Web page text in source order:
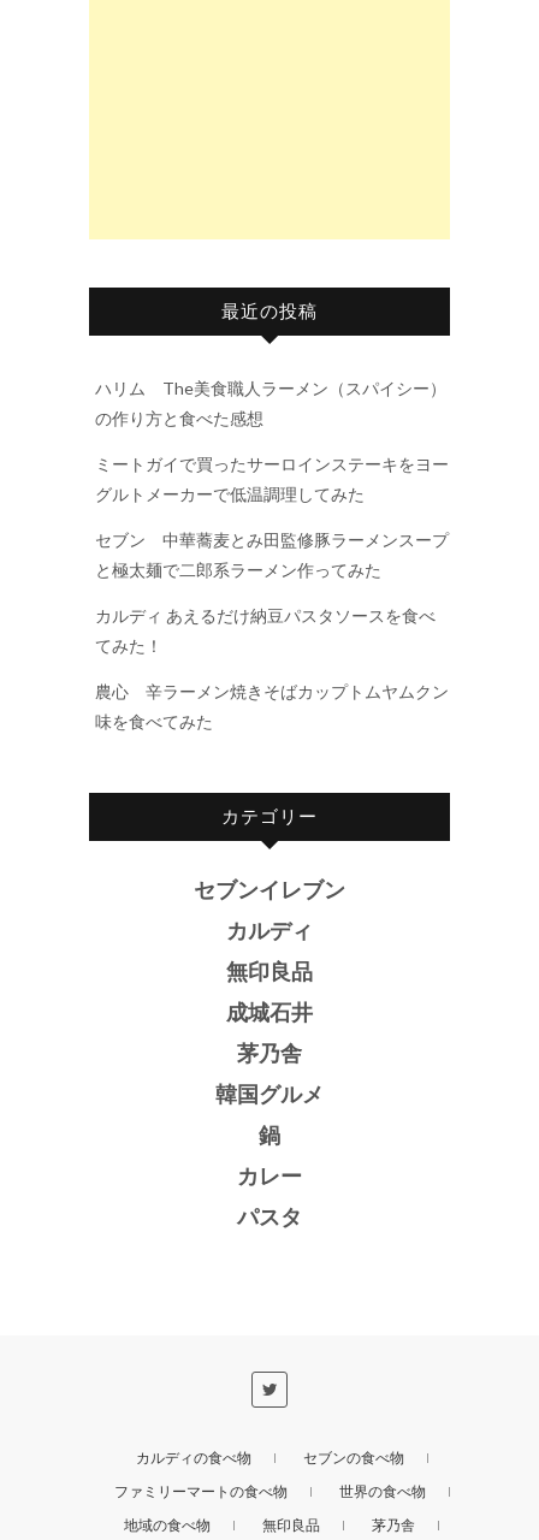
最近の投稿
ハリム The美食職人ラーメン（スパイシー）
の作り方と食べた感想
ミートガイで買ったサーロインステーキをヨー
グルトメーカーで低温調理してみた
セブン 中華蕎麦とみ田監修豚ラーメンスープ
と極太麺で二郎系ラーメン作ってみた
カルディ あえるだけ納豆パスタソースを食べ
てみた！
農心 辛ラーメン焼きそばカップトムヤムクン
味を食べてみた
カテゴリー
セブンイレブン
カルディ
無印良品
成城石井
茅乃舎
韓国グルメ
鍋
カレー
パスタ
カルディの食べ物
セブンの食べ物
ファミリーマートの食べ物
世界の食べ物
地域の食べ物
無印良品 茅乃舎